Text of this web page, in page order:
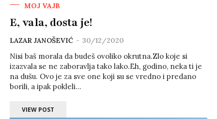
MOJ VAJB
E, vala, dosta je!
LAZAR JANOŠEVIĆ - 30/12/2020
Nisi baš morala da budeš ovoliko okrutna.Zlo koje si
izazvala se ne zaboravlja tako lako.Eh, godino, neka ti je
na dušu. Ovo je za sve one koji su se vredno i predano
borili, a ipak pokleli...
VIEW POST